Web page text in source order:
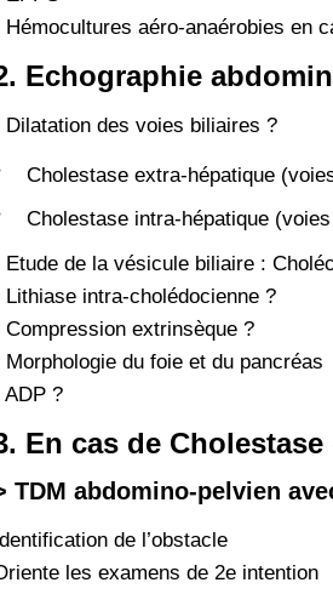
Hémocultures aéro-anaérobies en
Echographie
Dilatation des voies biliaires ?
Cholestase extra-hépatique
Cholestase intra-hépatique
Etude de la vésicule biliaire :
Lithiase intra-cholédocienne ?
Compression extrinsèque ?
Morphologie du foie et du pancréas
ADP ?
En cas de
TDM abdomino-pelvien
de l’obstacle
les examens de 2e intention